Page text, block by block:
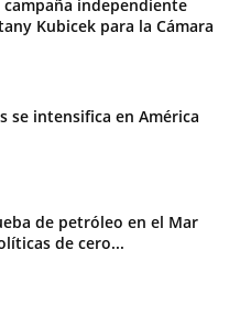
campaña independiente
Kubicek para la Cámara
se intensifica en América
de petróleo en el Mar
de cero...